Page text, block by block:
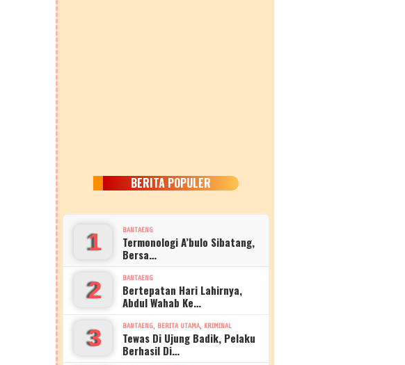
BERITA POPULER
1 BANTAENG
Termonologi A’bulo Sibatang,
Bersa…
2 BANTAENG
Bertepatan Hari Lahirnya,
Abdul Wahab Ke…
3 BANTAENG, BERITA UTAMA, KRIMINAL
Tewas Di Ujung Badik, Pelaku
Berhasil Di…